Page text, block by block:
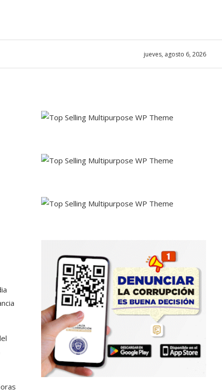
jueves, agosto 6, 2026